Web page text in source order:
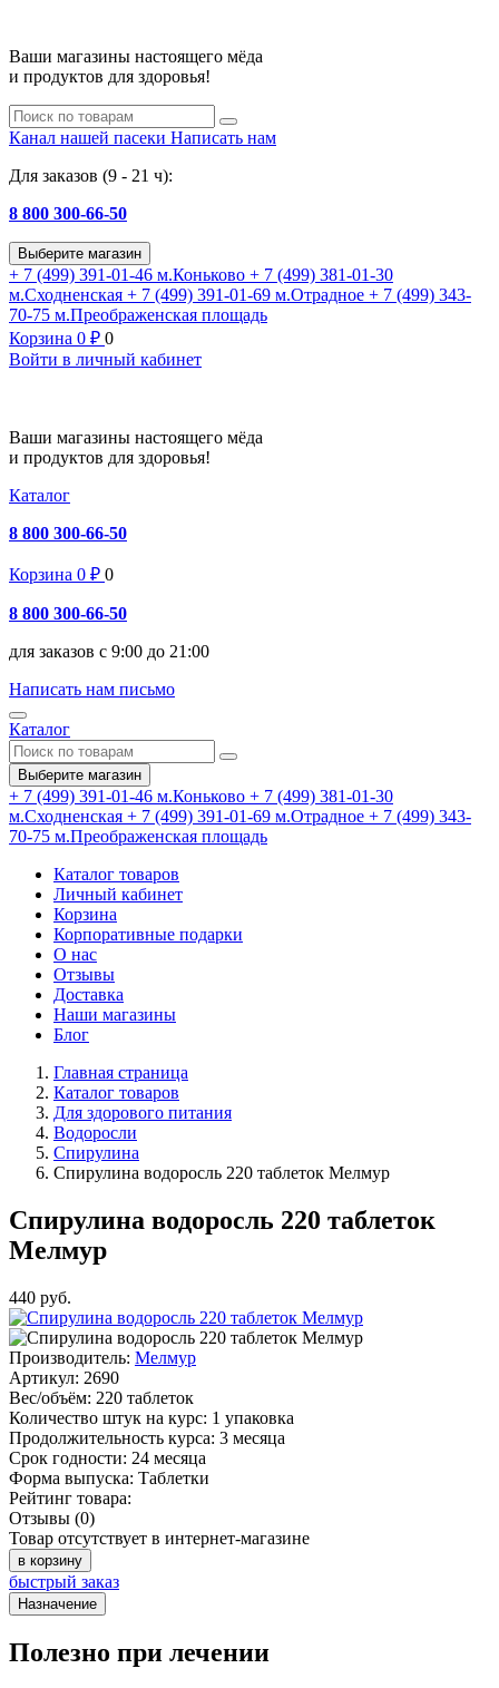
Ваши магазины настоящего мёда
и продуктов для здоровья!
Канал нашей пасеки Написать нам
Для заказов (9 - 21 ч):
8 800 300-66-50
Выберите магазин
+ 7 (499) 391-01-46 м.Коньково + 7 (499) 381-01-30
м.Сходненская + 7 (499) 391-01-69 м.Отрадное + 7 (499) 343-
70-75 м.Преображенская площадь
Корзина 0 ₽ 0
Войти в личный кабинет
Ваши магазины настоящего мёда
и продуктов для здоровья!
Каталог
8 800 300-66-50
Корзина 0 ₽ 0
8 800 300-66-50
для заказов с 9:00 до 21:00
Написать нам письмо
Каталог
Выберите магазин
+ 7 (499) 391-01-46 м.Коньково + 7 (499) 381-01-30
м.Сходненская + 7 (499) 391-01-69 м.Отрадное + 7 (499) 343-
70-75 м.Преображенская площадь
Каталог товаров
Личный кабинет
Корзина
Корпоративные подарки
О нас
Отзывы
Доставка
Наши магазины
Блог
Главная страница
Каталог товаров
Для здорового питания
Водоросли
Спирулина
Спирулина водоросль 220 таблеток Мелмур
Спирулина водоросль 220 таблеток
Мелмур
440 руб.
Производитель: Мелмур
Артикул: 2690
Вес/объём: 220 таблеток
Количество штук на курс: 1 упаковка
Продолжительность курса: 3 месяца
Срок годности: 24 месяца
Форма выпуска: Таблетки
Рейтинг товара:
Отзывы (0)
Товар отсутствует в интернет-магазине
в корзину
быстрый заказ
Назначение
Полезно при лечении